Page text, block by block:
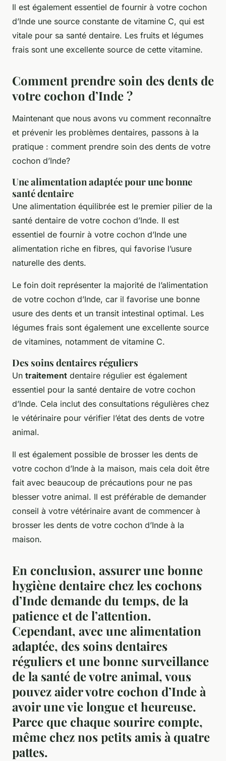
Il est également essentiel de fournir à votre cochon
d’Inde une source constante de vitamine C, qui est
vitale pour sa santé dentaire. Les fruits et légumes
frais sont une excellente source de cette vitamine.
Comment prendre soin des dents de
votre cochon d’Inde ?
Maintenant que nous avons vu comment reconnaître
et prévenir les problèmes dentaires, passons à la
pratique : comment prendre soin des dents de votre
cochon d’Inde?
Une alimentation adaptée pour une bonne
santé dentaire
Une alimentation équilibrée est le premier pilier de la
santé dentaire de votre cochon d’Inde. Il est
essentiel de fournir à votre cochon d’Inde une
alimentation riche en fibres, qui favorise l’usure
naturelle des dents.
Le foin doit représenter la majorité de l’alimentation
de votre cochon d’Inde, car il favorise une bonne
usure des dents et un transit intestinal optimal. Les
légumes frais sont également une excellente source
de vitamines, notamment de vitamine C.
Des soins dentaires réguliers
Un traitement dentaire régulier est également
essentiel pour la santé dentaire de votre cochon
d’Inde. Cela inclut des consultations régulières chez
le vétérinaire pour vérifier l’état des dents de votre
animal.
Il est également possible de brosser les dents de
votre cochon d’Inde à la maison, mais cela doit être
fait avec beaucoup de précautions pour ne pas
blesser votre animal. Il est préférable de demander
conseil à votre vétérinaire avant de commencer à
brosser les dents de votre cochon d’Inde à la
maison.
En conclusion, assurer une bonne
hygiène dentaire chez les cochons
d’Inde demande du temps, de la
patience et de l’attention.
Cependant, avec une alimentation
adaptée, des soins dentaires
réguliers et une bonne surveillance
de la santé de votre animal, vous
pouvez aider votre cochon d’Inde à
avoir une vie longue et heureuse.
Parce que chaque sourire compte,
même chez nos petits amis à quatre
pattes.